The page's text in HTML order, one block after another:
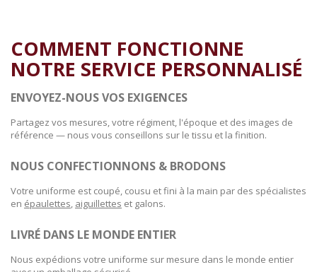
COMMENT FONCTIONNE
NOTRE SERVICE PERSONNALISÉ
ENVOYEZ-NOUS VOS EXIGENCES
Partagez vos mesures, votre régiment, l'époque et des images de
référence — nous vous conseillons sur le tissu et la finition.
NOUS CONFECTIONNONS & BRODONS
Votre uniforme est coupé, cousu et fini à la main par des spécialistes
en épaulettes, aiguillettes et galons.
LIVRÉ DANS LE MONDE ENTIER
Nous expédions votre uniforme sur mesure dans le monde entier